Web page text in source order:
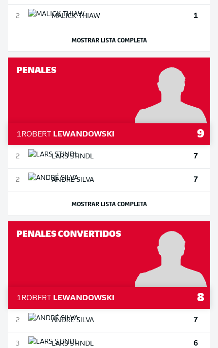
2 MALICKTHIAW 1
MOSTRAR LISTA COMPLETA
PENALES
1ROBERT LEWANDOWSKI 9
2 LARSSTINDL 7
2 ANDRÉSILVA 7
MOSTRAR LISTA COMPLETA
PENALES CONVERTIDOS
1ROBERT LEWANDOWSKI 8
2 ANDRÉSILVA 7
3 LARSSTINDL 6